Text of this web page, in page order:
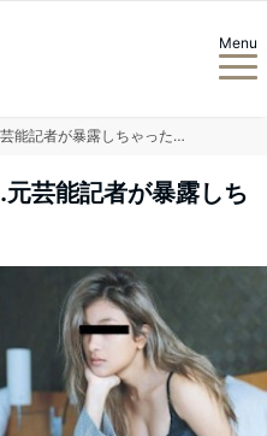
Menu
能記者が暴露しちゃった…
芸能記者が暴露しち